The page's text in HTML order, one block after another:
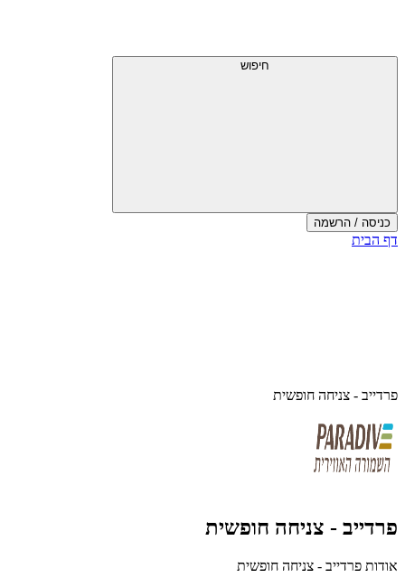
חיפוש
כניסה / הרשמה
דף הבית
פרדייב - צניחה חופשית
פרדייב - צניחה חופשית
אודות פרדייב - צניחה חופשית